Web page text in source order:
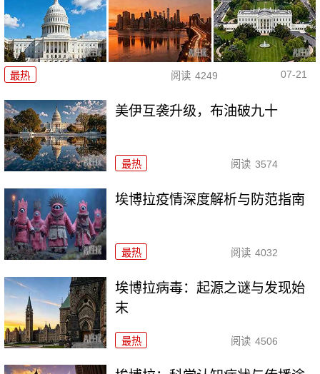
最热 阅读 4249 07-21
美伊互袭升级，布油破九十
最热 阅读 3574
埃博拉疫情深度解析与防范指南
最热 阅读 4032
埃博拉病毒：起源之谜与发现始
末
最热 阅读 4506